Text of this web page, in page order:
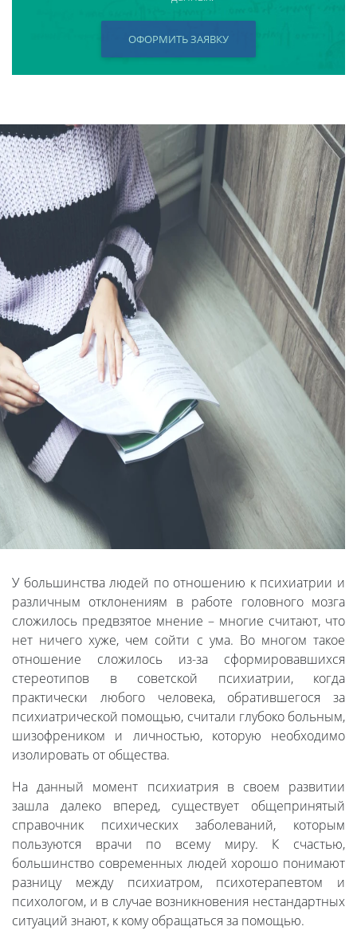
ОФОРМИТЬ ЗАЯВКУ
У большинства людей по отношению к психиатрии и
различным отклонениям в работе головного мозга
сложилось предвзятое мнение – многие считают, что
нет ничего хуже, чем сойти с ума. Во многом такое
отношение сложилось из-за сформировавшихся
стереотипов в советской психиатрии, когда
практически любого человека, обратившегося за
психиатрической помощью, считали глубоко больным,
шизофреником и личностью, которую необходимо
изолировать от общества.
На данный момент психиатрия в своем развитии
зашла далеко вперед, существует общепринятый
справочник психических заболеваний, которым
пользуются врачи по всему миру. К счастью,
большинство современных людей хорошо понимают
разницу между психиатром, психотерапевтом и
психологом, и в случае возникновения нестандартных
ситуаций знают, к кому обращаться за помощью.